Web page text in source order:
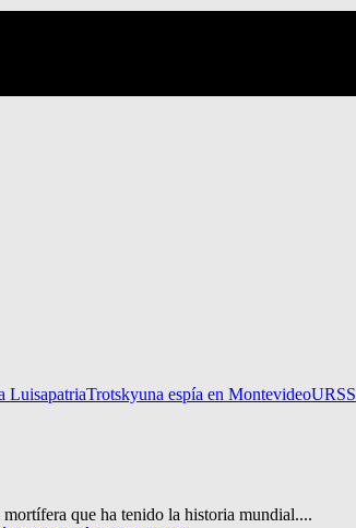
LuisapatriaTrotskyuna espía en MontevideoURSS
que ha tenido la historia mundial....